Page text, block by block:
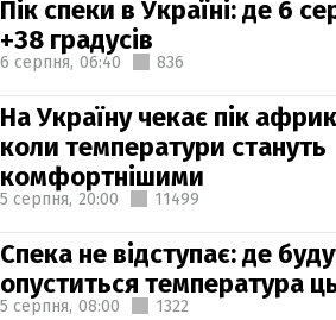
Пік спеки в Україні: де 6
+38 градусів
6 серпня, 06:40 836
На Україну чекає пік
коли температури стануть
комфортнішими
5 серпня, 20:00 11499
Спека не відступає: де
опуститься температура
5 серпня, 08:00 1322